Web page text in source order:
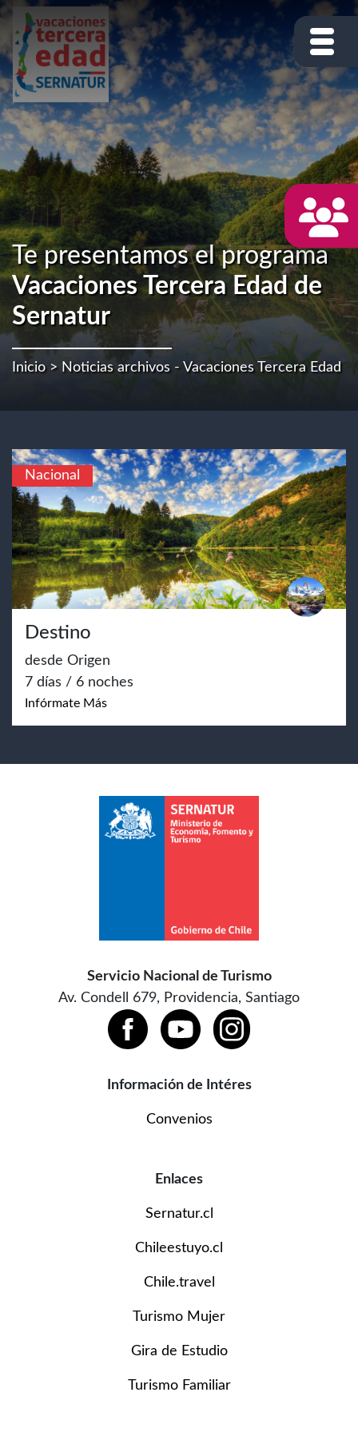
Te presentamos el programa
Vacaciones Tercera Edad de
Sernatur
Inicio> Noticias archivos - Vacaciones Tercera Edad
Nacional
Destino
desde Origen
7 días / 6 noches
Infórmate Más
Servicio Nacional de Turismo
Av. Condell 679, Providencia, Santiago
Información de Intéres
Convenios
Enlaces
Sernatur.cl
Chileestuyo.cl
Chile.travel
Turismo Mujer
Gira de Estudio
Turismo Familiar